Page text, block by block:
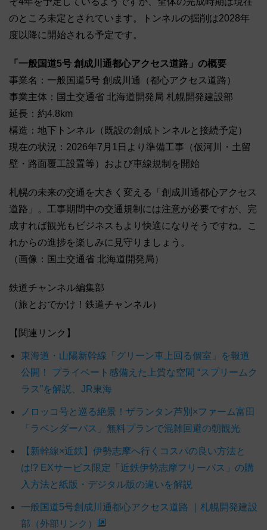
のところ未定とされています。トンネルの掘削は2028年
度以降に開始される予定です。
「一般国道5号 創成川通都心アクセス道路」の概要
事業名：一般国道5号 創成川通（都心アクセス道路）
事業主体：国土交通省 北海道開発局 札幌開発建設部
延長：約4.8km
構造：地下トンネル（既設の創成トンネルと接続予定）
現在の状況：2026年7月1日より準備工事（仮河川・土留
壁・路面覆工設置等）および車線規制を開始
札幌の未来の交通を大きく変える「創成川通都心アクセス
道路」。工事期間中の交通規制には注意が必要ですが、完
成すれば観光もビジネスもより快適になりそうですね。こ
れからの進捗を楽しみに見守りましょう。
（画像：国土交通省 北海道開発局）
鉄道チャンネル編集部
（旅とおでかけ！鉄道チャンネル）
【関連リンク】
東海道・山陽新幹線「グリーン車上回る個室」を報道
公開！ プライベート感備えた上質な空間 “スプリームク
ラス”を解説、JR東海
ノロッコ号と巡る絶景！ザランタン芦別×ファーム富田
「ラベンダーバス」無料プランで混雑回避の朝観光
【新幹線×近鉄】伊勢志摩へ行くコスパの良い方法と
は!? EXサービス限定「近鉄伊勢志摩フリーパス」の購
入方法と紙版・デジタル版の違いを解説
一般国道5号創成川通都心アクセス道路 ｜札幌開発建設
部（外部リンク）